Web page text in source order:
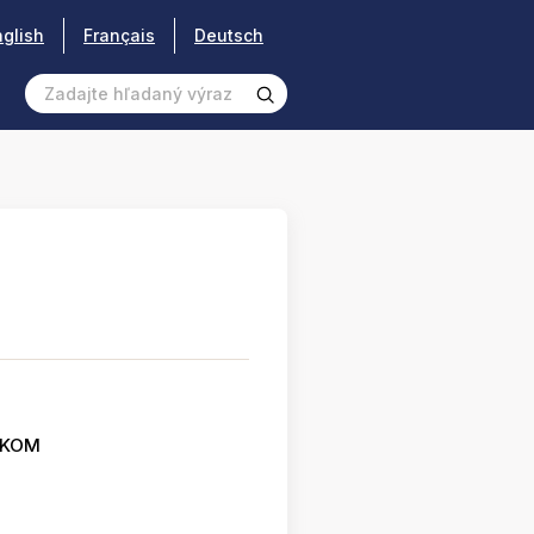
Français Deutsch